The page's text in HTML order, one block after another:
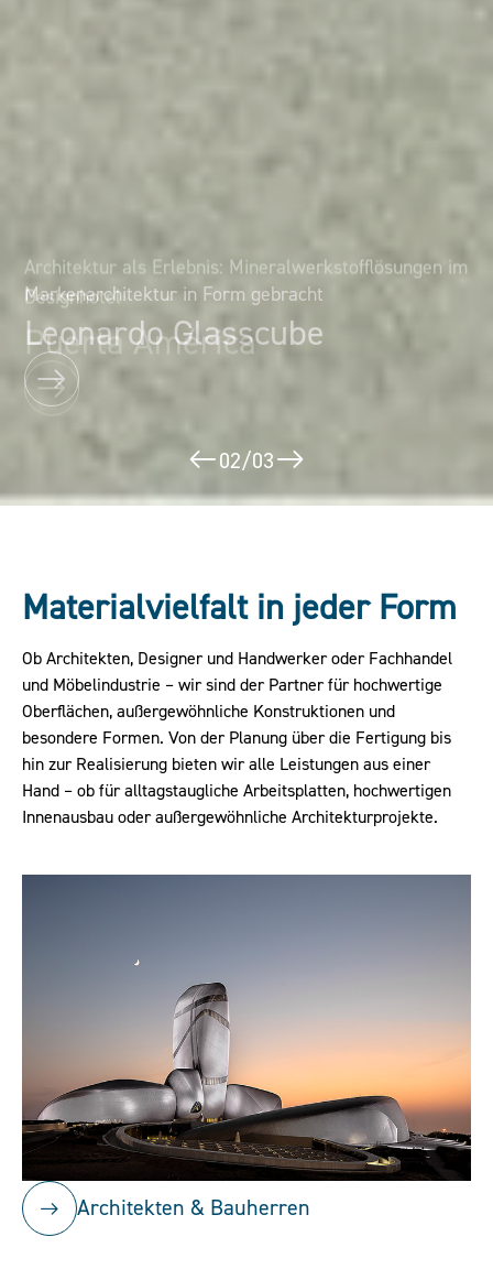
Markenarchitektur in Form gebracht
Leonardo Glasscube
Architektur als Erlebnis: Mineralwerkstofflösungen im
Designhotel
Puerta América
02/03
Materialvielfalt in jeder Form
Ob Architekten, Designer und Handwerker oder Fachhandel
und Möbelindustrie – wir sind der Partner für hochwertige
Oberflächen, außergewöhnliche Konstruktionen und
besondere Formen. Von der Planung über die Fertigung bis
hin zur Realisierung bieten wir alle Leistungen aus einer
Hand – ob für alltagstaugliche Arbeitsplatten, hochwertigen
Innenausbau oder außergewöhnliche Architekturprojekte.
Architekten & Bauherren